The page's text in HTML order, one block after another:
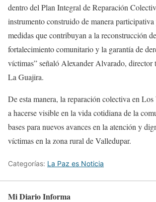
dentro del Plan Integral de Reparación
instrumento construido de manera participativa
medidas que contribuyan a la reconstrucción
fortalecimiento comunitario y la garantía de
víctimas” señaló Alexander Alvarado, director
La Guajira.
De esta manera, la reparación colectiva en Los
a hacerse visible en la vida cotidiana de la
bases para nuevos avances en la atención y
víctimas en la zona rural de Valledupar.
Categorías: La Paz es Noticia
Mi Diario Informa